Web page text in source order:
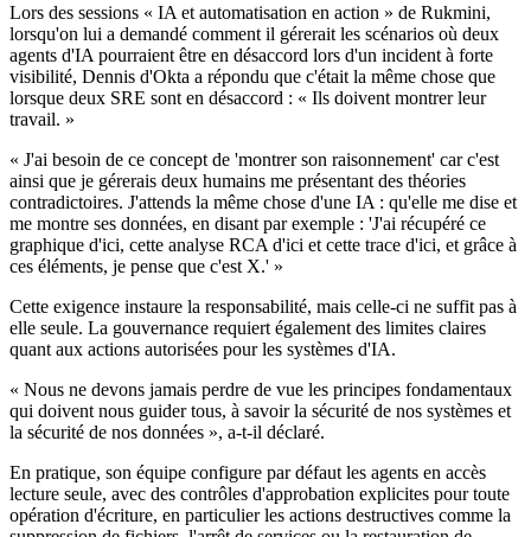
Lors des sessions « IA et automatisation en action » de Rukmini,
lorsqu'on lui a demandé comment il gérerait les scénarios où deux
agents d'IA pourraient être en désaccord lors d'un incident à forte
visibilité, Dennis d'Okta a répondu que c'était la même chose que
lorsque deux SRE sont en désaccord : « Ils doivent montrer leur
travail. »
« J'ai besoin de ce concept de 'montrer son raisonnement' car c'est
ainsi que je gérerais deux humains me présentant des théories
contradictoires. J'attends la même chose d'une IA : qu'elle me dise et
me montre ses données, en disant par exemple : 'J'ai récupéré ce
graphique d'ici, cette analyse RCA d'ici et cette trace d'ici, et grâce à
ces éléments, je pense que c'est X.' »
Cette exigence instaure la responsabilité, mais celle-ci ne suffit pas à
elle seule. La gouvernance requiert également des limites claires
quant aux actions autorisées pour les systèmes d'IA.
« Nous ne devons jamais perdre de vue les principes fondamentaux
qui doivent nous guider tous, à savoir la sécurité de nos systèmes et
la sécurité de nos données », a-t-il déclaré.
En pratique, son équipe configure par défaut les agents en accès
lecture seule, avec des contrôles d'approbation explicites pour toute
opération d'écriture, en particulier les actions destructives comme la